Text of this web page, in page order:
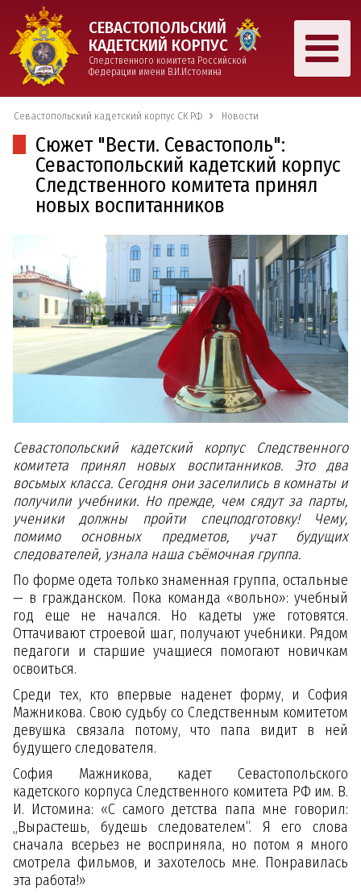
СЕВАСТОПОЛЬСКИЙ
КАДЕТСКИЙ КОРПУС
Следственного комитета Российской
Федерации имени В.И.Истомина
Севастопольский кадетский корпус СК РФ Новости
Сюжет "Вести. Севастополь":
Севастопольский кадетский корпус
Следственного комитета принял
новых воспитанников
Севастопольский кадетский корпус Следственного
комитета принял новых воспитанников. Это два
восьмых класса. Сегодня они заселились в комнаты и
получили учебники. Но прежде, чем сядут за парты,
ученики должны пройти спецподготовку! Чему,
помимо основных предметов, учат будущих
следователей, узнала наша съёмочная группа.
По форме одета только знаменная группа, остальные
— в гражданском. Пока команда «вольно»: учебный
год еще не начался. Но кадеты уже готовятся.
Оттачивают строевой шаг, получают учебники. Рядом
педагоги и старшие учащиеся помогают новичкам
освоиться.
Среди тех, кто впервые наденет форму, и София
Мажникова. Свою судьбу со Следственным комитетом
девушка связала потому, что папа видит в ней
будущего следователя.
София Мажникова, кадет Севастопольского
кадетского корпуса Следственного комитета РФ им. В.
И. Истомина: «С самого детства папа мне говорил:
„Вырастешь, будешь следователем“. Я его слова
сначала всерьез не восприняла, но потом я много
смотрела фильмов, и захотелось мне. Понравилась
эта работа!»